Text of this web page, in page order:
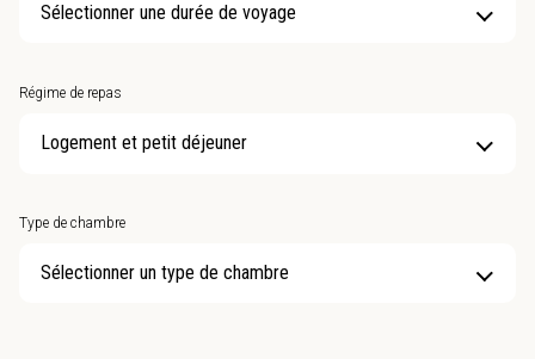
Sélectionner une durée de voyage
Régime de repas
Type de chambre
Sélectionner un type de chambre